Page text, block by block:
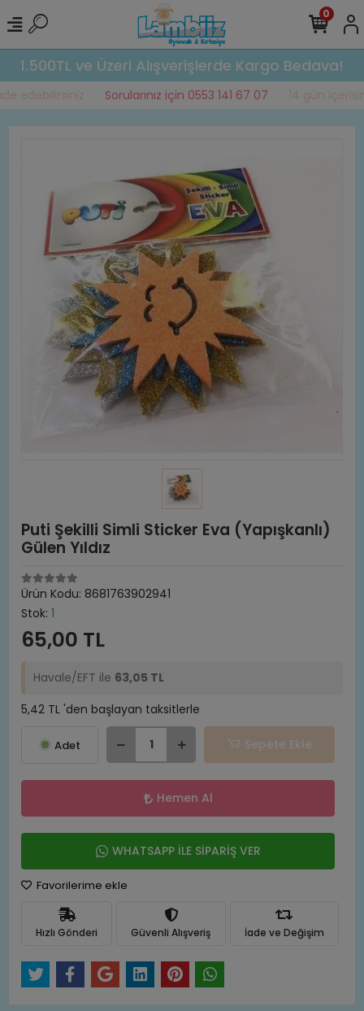
1.500TL ve Üzeri Alışverişlerde Kargo Bedava!
edebilirsiniz Sorularınız için 0553 141 67 07 14 gün
0
Puti Şekilli Simli Sticker Eva (Yapışkanlı)
Gülen Yıldız
Ürün Kodu: 8681763902941
Stok: 1
65,00 TL
Havale/EFT ile 63,05 TL
5,42 TL 'den başlayan taksitlerle
Adet Sepete Ekle
Hemen Al
WHATSAPP İLE SİPARİŞ VER
Favorilerime ekle
Hızlı Gönderi Güvenli Alışveriş İade ve Değişim